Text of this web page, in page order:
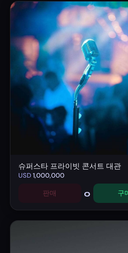
슈퍼스타 프라이빗 콘서트 대관
USD1,000,000
판매 0 구